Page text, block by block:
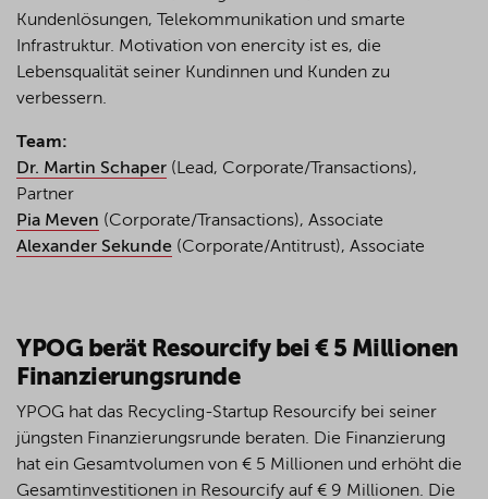
Kundenlösungen, Telekommunikation und smarte
Infrastruktur. Motivation von enercity ist es, die
Lebensqualität seiner Kundinnen und Kunden zu
verbessern.
Team:
Dr. Martin Schaper (Lead, Corporate/Transactions),
Partner
Pia Meven (Corporate/Transactions), Associate
Alexander Sekunde (Corporate/Antitrust), Associate
YPOG berät Resourcify bei € 5 Millionen
Finanzierungsrunde
YPOG hat das Recycling-Startup Resourcify bei seiner
jüngsten Finanzierungsrunde beraten. Die Finanzierung
hat ein Gesamtvolumen von € 5 Millionen und erhöht die
Gesamtinvestitionen in Resourcify auf € 9 Millionen. Die